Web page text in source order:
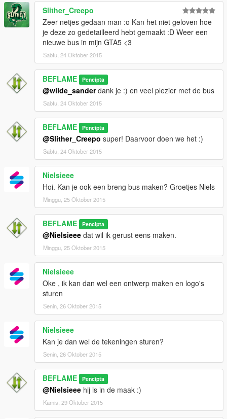
Slither_Creepo
Zeer netjes gedaan man :o Kan het niet geloven hoe
je deze zo gedetailleerd hebt gemaakt :D Weer een
nieuwe bus in mijn GTA5 <3
Sabtu, 24 Oktober 2015
BEFLAME Pencipta
@wilde_sanderdank je :) en veel plezier met de bus
Sabtu, 24 Oktober 2015
BEFLAME Pencipta
@Slither_Creepo super! Daarvoor doen we het :)
Sabtu, 24 Oktober 2015
Nielsieee
Hoi. Kan je ook een breng bus maken? Groetjes Niels
Minggu, 25 Oktober 2015
BEFLAME Pencipta
@Nielsieee dat wil ik gerust eens maken.
Minggu, 25 Oktober 2015
Nielsieee
Oke , ik kan dan wel een ontwerp maken en logo's
sturen
Senin, 26 Oktober 2015
Nielsieee
Kan je dan wel de tekeningen sturen?
Senin, 26 Oktober 2015
BEFLAME Pencipta
@Nielsieee hij is in de maak :)
Kamis, 29 Oktober 2015